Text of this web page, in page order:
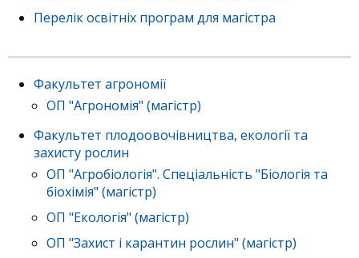
Перелік освітніх програм для магістра
Факультет агрономії
ОП "Агрономія" (магістр)
Факультет плодоовочівництва, екології та
захисту рослин
ОП "Агробіологія". Спеціальність "Біологія та
біохімія" (магістр)
ОП "Екологія" (магістр)
ОП "Захист і карантин рослин" (магістр)